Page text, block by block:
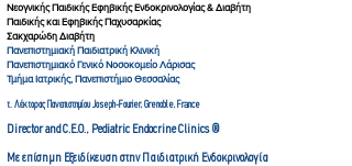
Νεογνικής Παιδικής Εφηβικής Ενδοκρινολογίας & Διαβήτη
Παιδικής και Εφηβικής Παχυσαρκίας
Σακχαρώδη Διαβήτη
Πανεπιστημιακή Παιδιατρική Κλινική
Πανεπιστημιακό Γενικό Νοσοκομείο Λάρισας
Τμήμα Ιατρικής, Πανεπιστήμιο Θεσσαλίας
τ. Λέκτορας Πανεπιστημίου Joseph-Fourier, Grenoble, France
Director and C.E.O., Pediatric Endocrine Clinics ®
Με επίσημη Εξειδίκευση στην Παιδιατρική Ενδοκρινολογία